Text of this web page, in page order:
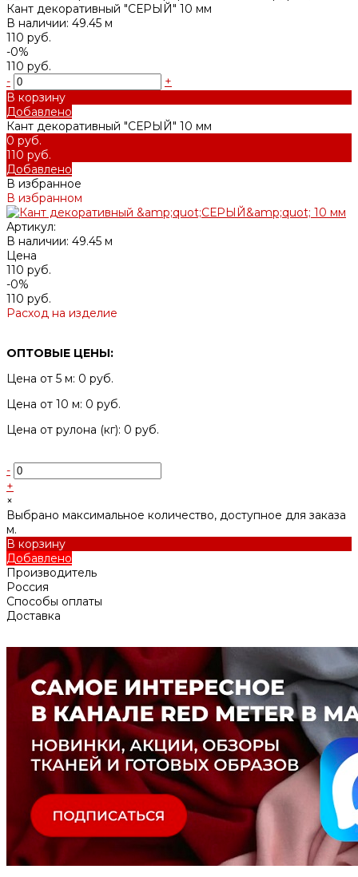
Кант декоративный "СЕРЫЙ" 10 мм
В наличии: 49.45 м
110 руб.
-0%
110 руб.
-
+
В корзину
Добавлено
Кант декоративный "СЕРЫЙ" 10 мм
0 руб.
110 руб.
Добавлено
В избранное
В избранном
Артикул:
В наличии: 49.45 м
Цена
110 руб.
-0%
110 руб.
Расход на изделие
ОПТОВЫЕ ЦЕНЫ:
Цена от 5 м: 0 руб.
Цена от 10 м: 0 руб.
Цена от рулона (кг): 0 руб.
-
+
×
Выбрано максимальное количество, доступное для заказа
м.
В корзину
Добавлено
Производитель
Россия
Способы оплаты
Доставка